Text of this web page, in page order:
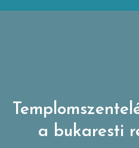
a bukaresti